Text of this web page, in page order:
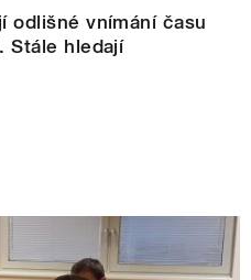
odlišné vnímání času
Stále hledají